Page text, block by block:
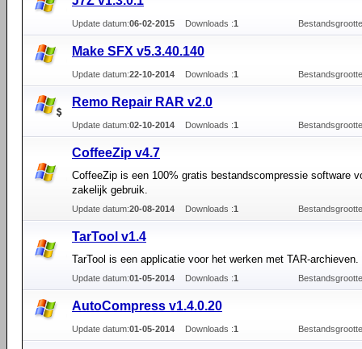
Update datum:06-02-2015 Downloads :1
Make SFX v5.3.40.140
Update datum:22-10-2014 Downloads :1
Remo Repair RAR v2.0
Update datum:02-10-2014 Downloads :1
CoffeeZip v4.7
CoffeeZip is een 100% gratis bestandscompressie software
zakelijk gebruik.
Update datum:20-08-2014 Downloads :1
TarTool v1.4
TarTool is een applicatie voor het werken met TAR-archieven.
Update datum:01-05-2014 Downloads :1
AutoCompress v1.4.0.20
Update datum:01-05-2014 Downloads :1